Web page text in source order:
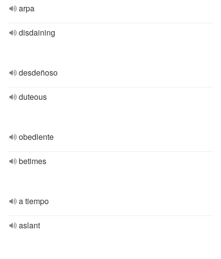
arpa
disdaining
desdeñoso
duteous
obediente
betimes
a tiempo
aslant